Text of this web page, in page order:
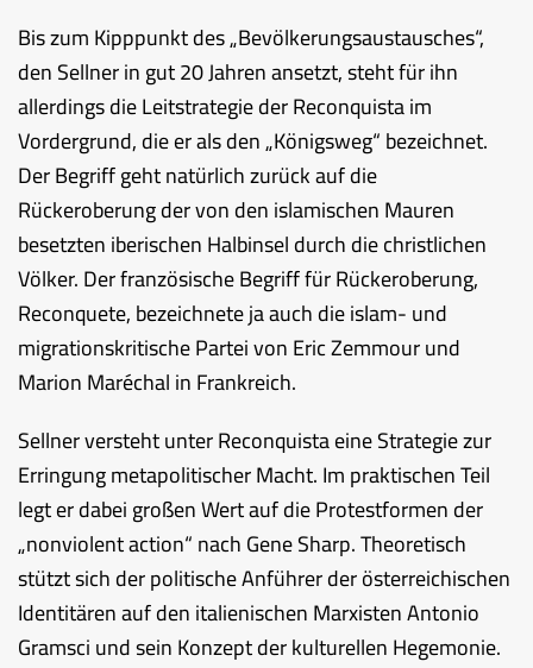
Bis zum Kipppunkt des „Bevölkerungsaustausches“,
den Sellner in gut 20 Jahren ansetzt, steht für ihn
allerdings die Leitstrategie der Reconquista im
Vordergrund, die er als den „Königsweg“ bezeichnet.
Der Begriff geht natürlich zurück auf die
Rückeroberung der von den islamischen Mauren
besetzten iberischen Halbinsel durch die christlichen
Völker. Der französische Begriff für Rückeroberung,
Reconquete, bezeichnete ja auch die islam- und
migrationskritische Partei von Eric Zemmour und
Marion Maréchal in Frankreich.
Sellner versteht unter Reconquista eine Strategie zur
Erringung metapolitischer Macht. Im praktischen Teil
legt er dabei großen Wert auf die Protestformen der
„nonviolent action“ nach Gene Sharp. Theoretisch
stützt sich der politische Anführer der österreichischen
Identitären auf den italienischen Marxisten Antonio
Gramsci und sein Konzept der kulturellen Hegemonie.